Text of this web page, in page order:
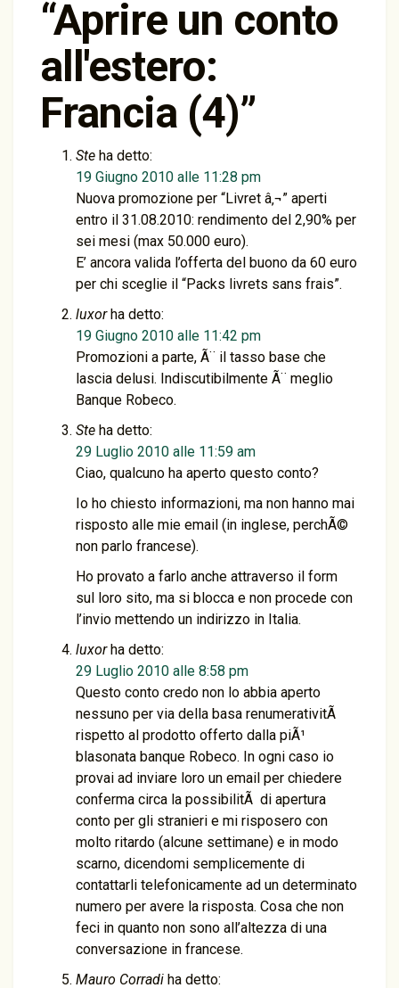
“Aprire un conto
all'estero:
Francia (4)”
Ste ha detto:
19 Giugno 2010 alle 11:28 pm
Nuova promozione per “Livret â‚¬” aperti
entro il 31.08.2010: rendimento del 2,90% per
sei mesi (max 50.000 euro).
E’ ancora valida l’offerta del buono da 60 euro
per chi sceglie il “Packs livrets sans frais”.
luxor ha detto:
19 Giugno 2010 alle 11:42 pm
Promozioni a parte, Ã¨ il tasso base che
lascia delusi. Indiscutibilmente Ã¨ meglio
Banque Robeco.
Ste ha detto:
29 Luglio 2010 alle 11:59 am
Ciao, qualcuno ha aperto questo conto?
Io ho chiesto informazioni, ma non hanno mai
risposto alle mie email (in inglese, perchÃ©
non parlo francese).
Ho provato a farlo anche attraverso il form
sul loro sito, ma si blocca e non procede con
l’invio mettendo un indirizzo in Italia.
luxor ha detto:
29 Luglio 2010 alle 8:58 pm
Questo conto credo non lo abbia aperto
nessuno per via della basa renumerativitÃ
rispetto al prodotto offerto dalla piÃ¹
blasonata banque Robeco. In ogni caso io
provai ad inviare loro un email per chiedere
conferma circa la possibilitÃ di apertura
conto per gli stranieri e mi risposero con
molto ritardo (alcune settimane) e in modo
scarno, dicendomi semplicemente di
contattarli telefonicamente ad un determinato
numero per avere la risposta. Cosa che non
feci in quanto non sono all’altezza di una
conversazione in francese.
Mauro Corradi ha detto: